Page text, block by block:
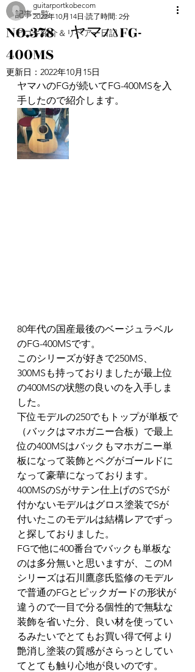
記事一覧
アコギ紹介＆リペアー日記
NO.378 ヤマハFG-
400MS
guitarportkobecom
2022年10月14日 読了時間: 2分
更新日： 2022年10月15日
ヤマハのFGが続いてFG-400MSを入
手したので紹介します。
80年代の国産最後のベージュラベル
のFG-400MSです。
このシリーズが好きで250MS、
300MSも持っておりましたが最上位
の400MSの状態の良いのを入手しま
した。
下位モデルの250でもトップが単板で
（バックはマホガニー合板）で最上
位の400MSはバックもマホガニー単
板になって装飾とペグがゴールドに
なって豪華になっております。
400MSのSがサテン仕上げのSでSが
付かないモデルはグロス塗装でSが
付いたこのモデルは結構レアでずっ
と探しておりました。
FGで他に400番台でバックも単板な
のは多分無いと思いますが、このM
シリーズは石川鷹彦氏監修のモデル
で普通のFGとピックガードの形状が
違うので一目で分る個性的で無駄な
装飾を省いた分、良い材を使ってい
るみたいでとてもお買い得で何より
艶消し塗装の質感がさらっとしてい
てとても触り心地が良いのです。